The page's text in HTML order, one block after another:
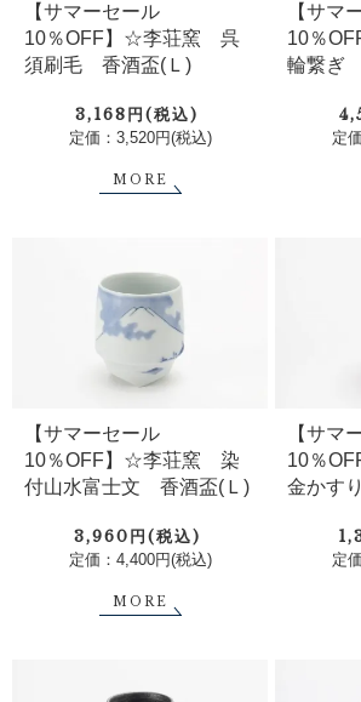
【サマーセール
10％OFF】☆李荘窯 呉
須刷毛 香酒盃(Ｌ)
3,168円(税込)
定価：3,520円(税込)
MORE
【サマ
10％
輪繋ぎ
定
【サマーセール
10％OFF】☆李荘窯 染
付山水富士文 香酒盃(Ｌ)
3,960円(税込)
定価：4,400円(税込)
MORE
【サマ
10％
金かす
定